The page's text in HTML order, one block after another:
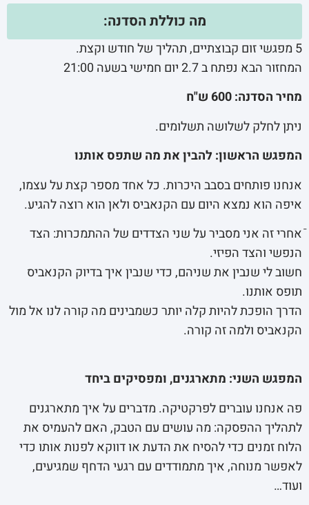
מה כוללת הסדנה:
5 מפגשי זום קבוצתיים, תהליך של חודש וקצת.
המחזור הבא נפתח ב 2.7 יום חמישי בשעה 21:00
מחיר הסדנה: 600 ש"ח
ניתן לחלק לשלושה תשלומים.
המפגש הראשון: להבין את מה שתפס אותנו
אנחנו פותחים בסבב היכרות. כל אחד מספר קצת על עצמו,
איפה הוא נמצא היום עם הקנאביס ולאן הוא רוצה להגיע.
ֿאחרי זה אני מסביר על שני הצדדים של ההתמכרות: הצד
הנפשי והצד הפיזי.
חשוב לי שנבין את שניהם, כדי שנבין איך בדיוק הקנאביס
תופס אותנו.
הדרך הופכת להיות קלה יותר כשמבינים מה קורה לנו אל מול
הקנאביס ולמה זה קורה.
המפגש השני: מתארגנים, ומפסיקים ביחד
פה אנחנו עוברים לפרקטיקה. מדברים על איך מתארגנים
לתהליך ההפסקה: מה עושים עם הטבק, האם להעמיס את
הלוח זמנים כדי להסיח את הדעת או דווקא לפנות אותו כדי
לאפשר מנוחה, איך מתמודדים עם רגעי הדחף שמגיעים,
ועוד…